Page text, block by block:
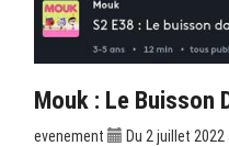
Mouk : Le Buisson
evenement
Du 2 juillet